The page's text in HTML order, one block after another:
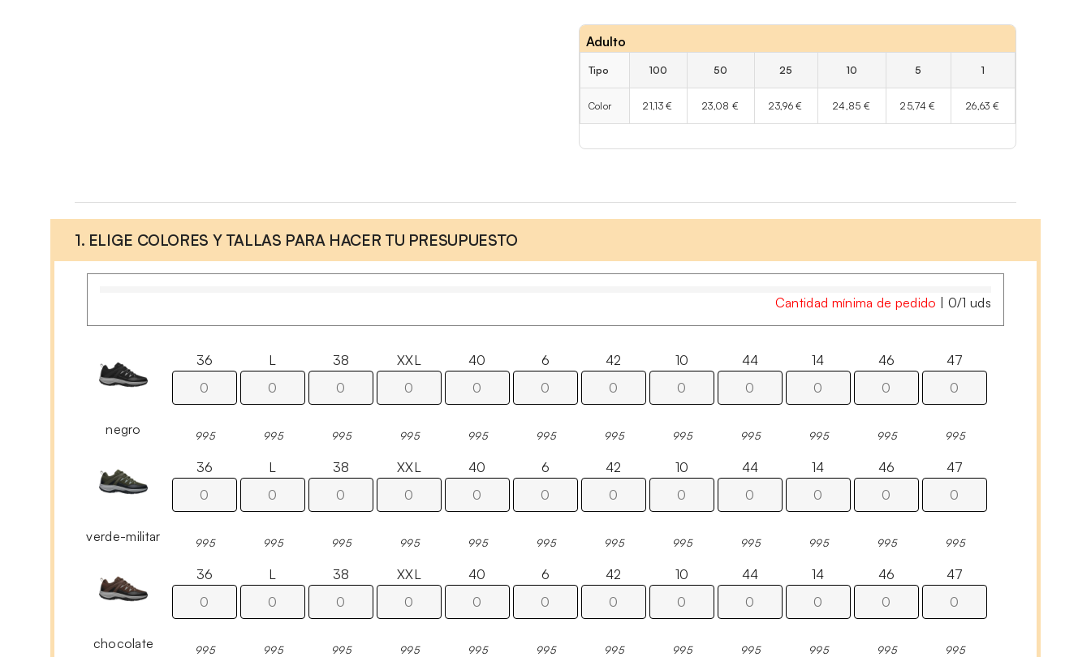
Adulto
Tipo 100 50 25 10 5 1
Color 21,13 € 23,08 € 23,96 € 24,85 € 25,74 € 26,63 €
1. ELIGE COLORES Y TALLAS PARA HACER TU PRESUPUESTO
Cantidad mínima de pedido | 0/1 uds
negro
36
995
L
995
38
995
XXL
995
40
995
6
995
42
995
10
995
44
995
14
995
46
995
47
995
verde-militar
36
995
L
995
38
995
XXL
995
40
995
6
995
42
995
10
995
44
995
14
995
46
995
47
995
chocolate
36
995
L
995
38
995
XXL
995
40
995
6
995
42
995
10
995
44
995
14
995
46
995
47
995